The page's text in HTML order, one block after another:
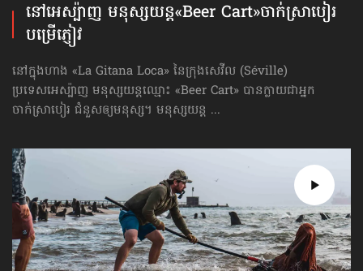
នៅអេស្ប៉ាញ មនុស្សយន្ដ​​«Beer Cart»​ចាក់​ស្រាបៀរ​
បម្រើភ្ញៀវ
នៅក្នុងហាង «La Gitana Loca» នៃក្រុងសេវីល (Séville)
ប្រទេសអេស្ប៉ាញ មនុស្ស​យន្ដឈ្មោះ «Beer Cart» បានក្លាយជាអ្នក
ចាក់ស្រាបៀរ ជំនួសឲ្យមនុស្ស។ មនុស្សយន្ដ ...